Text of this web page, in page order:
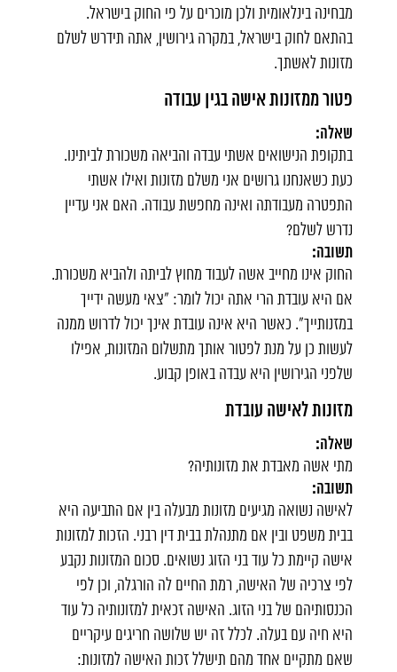
מבחינה בינלאומית ולכן מוכרים על פי החוק בישראל.
בהתאם לחוק בישראל, במקרה גירושין, אתה תידרש לשלם
מזונות לאשתך.
פטור ממזונות אישה בגין עבודה
שאלה:
בתקופת הנישואים אשתי עבדה והביאה משכורת לביתינו.
כעת כשאנחנו גרושים אני משלם מזונות ואילו אשתי
התפטרה מעבודתה ואינה מחפשת עבודה. האם אני עדיין
נדרש לשלם?
תשובה:
החוק אינו מחייב אשה לעבוד מחוץ לביתה ולהביא משכורת.
אם היא עובדת הרי אתה יכול לומר: "צאי מעשה ידייך
במזנותייך". כאשר היא אינה עובדת אינך יכול לדרוש ממנה
לעשות כן על מנת לפטור אותך מתשלום המזונות, אפילו
שלפני הגירושין היא עבדה באופן קבוע.
מזונות לאישה עובדת
שאלה:
מתי אשה מאבדת את מזונותיה?
תשובה:
לאישה נשואה מגיעים מזונות מבעלה בין אם התביעה היא
בבית משפט ובין אם מתנהלת בבית דין רבני. הזכות למזונות
אישה קיימת כל עוד בני הזוג נשואים. סכום המזונות נקבע
לפי צרכיה של האישה, רמת החיים לה הורגלה, וכן לפי
הכנסותיהם של בני הזוג. האישה זכאית למזונותיה כל עוד
היא חיה עם בעלה. לכלל זה יש שלושה חריגים עיקריים
שאם מתקיים אחד מהם תישלל זכות האישה למזונות: